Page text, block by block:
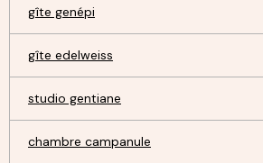
gîte genépi
gîte edelweiss
studio gentiane
chambre campanule